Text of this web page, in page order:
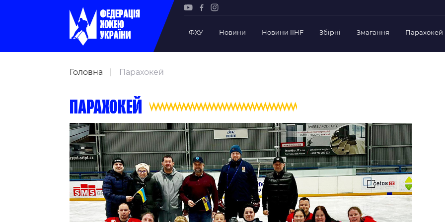
ФХУ
Віце-президенти Федерації
Офіс федерації
Підрозділи
Статутна Діяльність
Регламентні документи
Рішення Ради Федерації
Участь в експерименті
Новини Новини IIHF Збірні
Україна U-18
Склад Збірної
Тренерський Штаб
Календар Матчів
Змагання Парахокей
Головна Парахокей
Парахокей